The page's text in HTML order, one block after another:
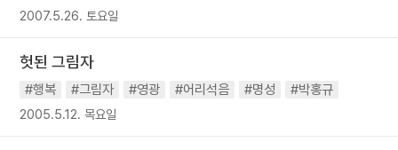
2007.5.26. 토요일
헛된 그림자
#행복 #그림자 #영광 #어리석음 #명성 #박홍규
2005.5.12. 목요일